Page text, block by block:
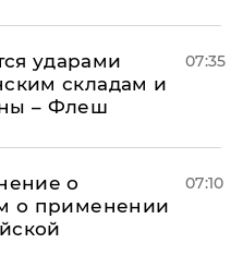
ударами
складам и
– Флеш
07:35
о
о применении
07:10